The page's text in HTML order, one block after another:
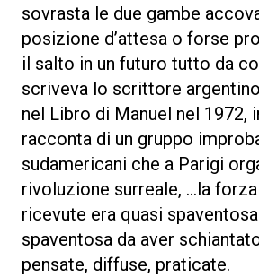
sovrasta le due gambe
posizione d’attesa o forse
il salto in un futuro tutto da
scriveva lo scrittore
nel Libro di Manuel nel 1972,
racconta di un gruppo
sudamericani che a Parigi
rivoluzione surreale, …la
ricevute era quasi
spaventosa da aver
pensate, diffuse, praticate.